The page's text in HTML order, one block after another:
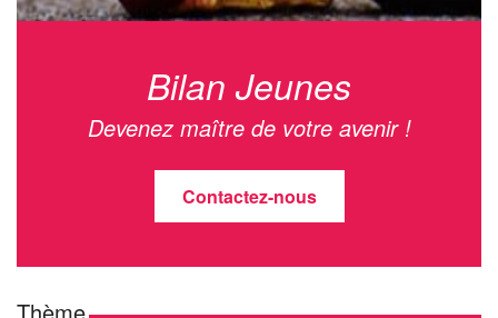
Bilan Jeunes
Devenez maître de votre avenir !
Contactez-nous